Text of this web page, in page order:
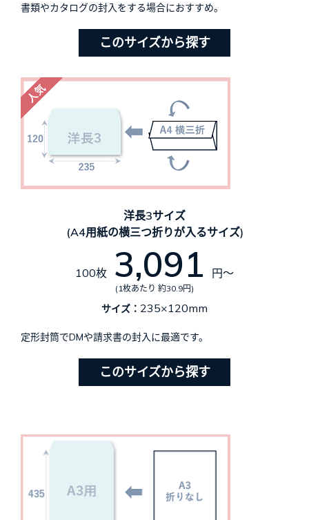
書類やカタログの封入をする場合におすすめ。
このサイズから探す
洋長3サイズ
(A4用紙の横三つ折りが入るサイズ)
100枚 3,091 円～
(1枚あたり 約30.9円)
サイズ： 235×120mm
定形封筒でDMや請求書の封入に最適です。
このサイズから探す